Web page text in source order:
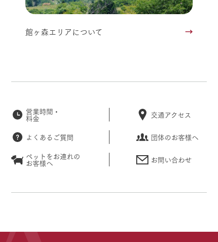
館ヶ森エリアについて
営業時間・
料金 交通アクセス
よくあるご質問
団体のお客様へ
ペットをお連れの
お客様へ お問い合わせ